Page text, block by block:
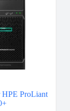
HPE ProLiant